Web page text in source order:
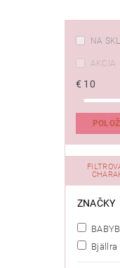
NA
AKCIA
€ 10
ZNAČKY
Bjällra